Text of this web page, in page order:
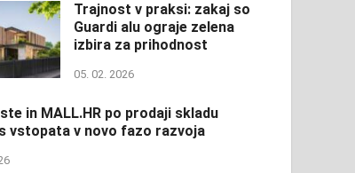
Trajnost v praksi: zakaj so
Guardi alu ograje zelena
izbira za prihodnost
05. 02. 2026
in MALL.HR po prodaji skladu
vstopata v novo fazo razvoja